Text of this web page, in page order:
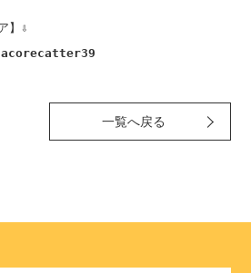
】⇩
一覧へ戻る